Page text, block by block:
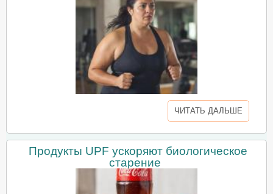
ЧИТАТЬ ДАЛЬШЕ
Продукты UPF ускоряют биологическое
старение